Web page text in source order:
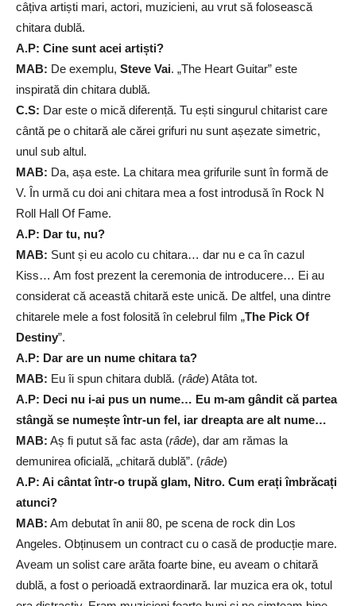
câțiva artiști mari, actori, muzicieni, au vrut să folosească
chitara dublă.
A.P: Cine sunt acei artiști?
MAB: De exemplu, Steve Vai. „The Heart Guitar” este
inspirată din chitara dublă.
C.S: Dar este o mică diferență. Tu ești singurul chitarist care
cântă pe o chitară ale cărei grifuri nu sunt așezate simetric,
unul sub altul.
MAB: Da, așa este. La chitara mea grifurile sunt în formă de
V. În urmă cu doi ani chitara mea a fost introdusă în Rock N
Roll Hall Of Fame.
A.P: Dar tu, nu?
MAB: Sunt și eu acolo cu chitara… dar nu e ca în cazul
Kiss… Am fost prezent la ceremonia de introducere… Ei au
considerat că această chitară este unică. De altfel, una dintre
chitarele mele a fost folosită în celebrul film „The Pick Of
Destiny”.
A.P: Dar are un nume chitara ta?
MAB: Eu îi spun chitara dublă. (râde) Atâta tot.
A.P: Deci nu i-ai pus un nume… Eu m-am gândit că partea
stângă se numește într-un fel, iar dreapta are alt nume…
MAB: Aș fi putut să fac asta (râde), dar am rămas la
demunirea oficială, „chitară dublă”. (râde)
A.P: Ai cântat într-o trupă glam, Nitro. Cum erați îmbrăcați
atunci?
MAB: Am debutat în anii 80, pe scena de rock din Los
Angeles. Obținusem un contract cu o casă de producție mare.
Aveam un solist care arăta foarte bine, eu aveam o chitară
dublă, a fost o perioadă extraordinară. Iar muzica era ok, totul